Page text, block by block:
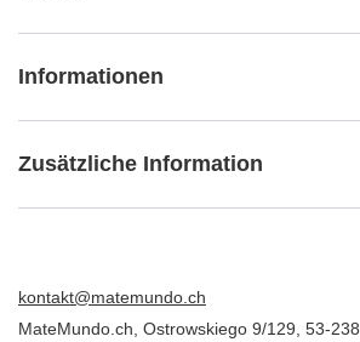
Informationen
Zusätzliche Information
kontakt@matemundo.ch
MateMundo.ch Ostrowskiego 9/129 53-238